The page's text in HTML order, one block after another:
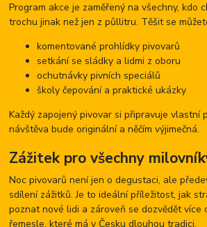
Program akce je zaměřený na všechny, kdo
trochu jinak než jen z půllitru. Těšit se
komentované prohlídky pivovarů
setkání se sládky a lidmi z oboru
ochutnávky pivních speciálů
školy čepování a praktické ukázky
Každý zapojený pivovar si připravuje vlastní
návštěva bude originální a něčím výjimečná.
Zážitek pro všechny
Noc pivovarů není jen o degustaci, ale
sdílení zážitků. Je to ideální příležitost, jak
poznat nové lidi a zároveň se dozvědět více
řemesle, které má v Česku dlouhou tradici.